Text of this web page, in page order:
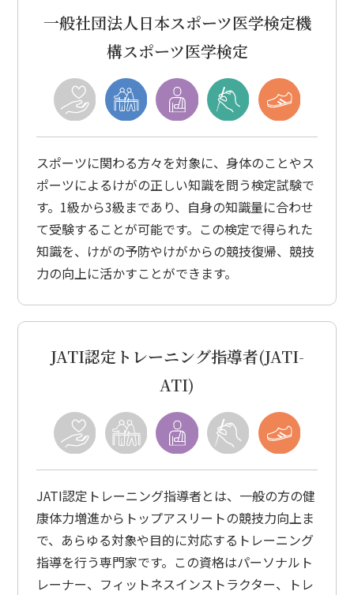
一般社団法人日本スポーツ医学検定機
構スポーツ医学検定
スポーツに関わる方々を対象に、身体のことやス
ポーツによるけがの正しい知識を問う検定試験で
す。1級から3級まであり、自身の知識量に合わせ
て受験することが可能です。この検定で得られた
知識を、けがの予防やけがからの競技復帰、競技
力の向上に活かすことができます。
JATI認定トレーニング指導者(JATI-
ATI)
JATI認定トレーニング指導者とは、一般の方の健
康体力増進からトップアスリートの競技力向上ま
で、あらゆる対象や目的に対応するトレーニング
指導を行う専門家です。この資格はパーソナルト
レーナー、フィットネスインストラクター、トレ